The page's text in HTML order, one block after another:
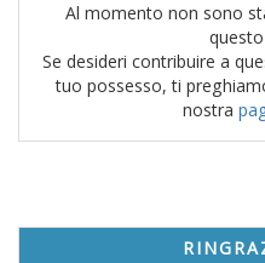
Al momento non sono
Se desideri contribuire a
tuo possesso, ti
nostra